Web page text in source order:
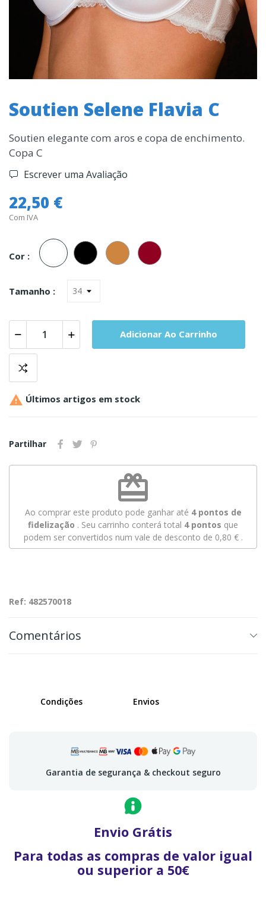
Soutien Selene Flavia C
Soutien elegante com aros e copa de enchimento.
Copa C
Escrever uma Avaliação
22,50 €
Com IVA
Cor :
Branco Preto Carne
Tamanho :
Adicionar Ao Carrinho
 Últimos artigos em stock
Partilhar
redeem
Ao comprar este produto pode ganhar até 4pontos de
fidelização . Seu carrinho conterá total 4pontos que
podem ser convertidos num vale de desconto de 0,80 €.
Ref: 482570018
Comentários
Condições Envios
Garantia de segurança & checkout seguro
Envio Grátis
Para todas as compras de valor igual
ou superior a 50€